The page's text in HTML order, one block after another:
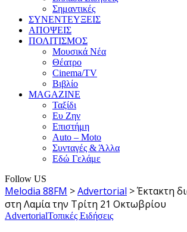
Σημαντικές
ΣΥΝΕΝΤΕΥΞΕΙΣ
ΑΠΟΨΕΙΣ
ΠΟΛΙΤΙΣΜΟΣ
Μουσικά Νέα
Θέατρο
Cinema/TV
Βιβλίο
MAGAZINE
Ταξίδι
Ευ Ζην
Επιστήμη
Auto – Moto
Συνταγές & Άλλα
Εδώ Γελάμε
Follow US
Melodia 88FM >Advertorial >Έκτακτη
στη Λαμία την Τρίτη 21 Οκτωβρίου
AdvertorialΤοπικές Ειδήσεις